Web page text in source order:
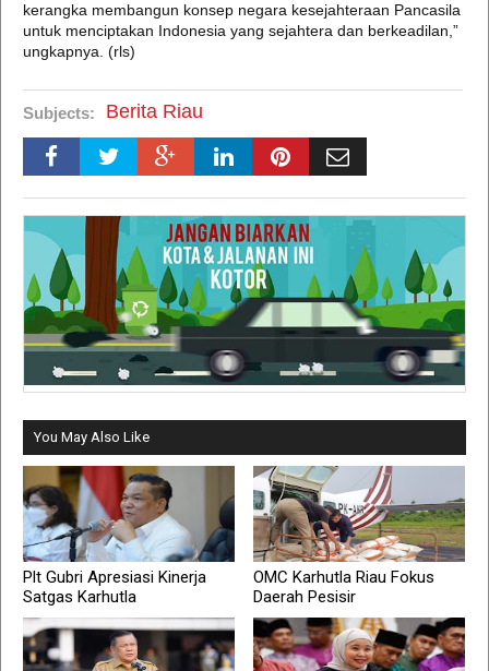
kerangka membangun konsep negara kesejahteraan Pancasila
untuk menciptakan Indonesia yang sejahtera dan berkeadilan,”
ungkapnya. (rls)
Subjects: Berita Riau
You May Also Like
Plt Gubri Apresiasi Kinerja
Satgas Karhutla
OMC Karhutla Riau Fokus
Daerah Pesisir